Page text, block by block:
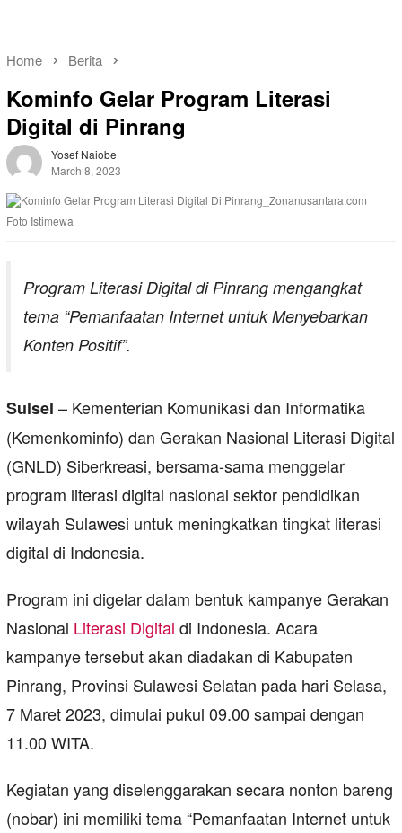
Home Berita
Kominfo Gelar Program Literasi
Digital di Pinrang
Yosef Naiobe
March 8, 2023
Foto Istimewa
Program Literasi Digital di Pinrang mengangkat
tema “Pemanfaatan Internet untuk Menyebarkan
Konten Positif”.
Sulsel – Kementerian Komunikasi dan Informatika
(Kemenkominfo) dan Gerakan Nasional Literasi Digital
(GNLD) Siberkreasi, bersama-sama menggelar
program literasi digital nasional sektor pendidikan
wilayah Sulawesi untuk meningkatkan tingkat literasi
digital di Indonesia.
Program ini digelar dalam bentuk kampanye Gerakan
Nasional Literasi Digital di Indonesia. Acara
kampanye tersebut akan diadakan di Kabupaten
Pinrang, Provinsi Sulawesi Selatan pada hari Selasa,
7 Maret 2023, dimulai pukul 09.00 sampai dengan
11.00 WITA.
Kegiatan yang diselenggarakan secara nonton bareng
(nobar) ini memiliki tema “Pemanfaatan Internet untuk